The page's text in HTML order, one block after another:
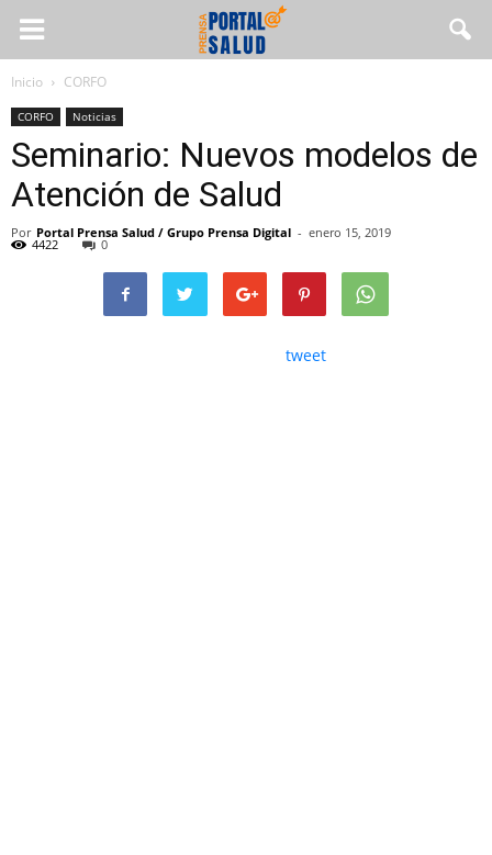
Inicio CORFO
CORFO Noticias
Seminario: Nuevos modelos de
Atención de Salud
Por Portal Prensa Salud / Grupo Prensa Digital - enero 15, 2019
4422 0
tweet